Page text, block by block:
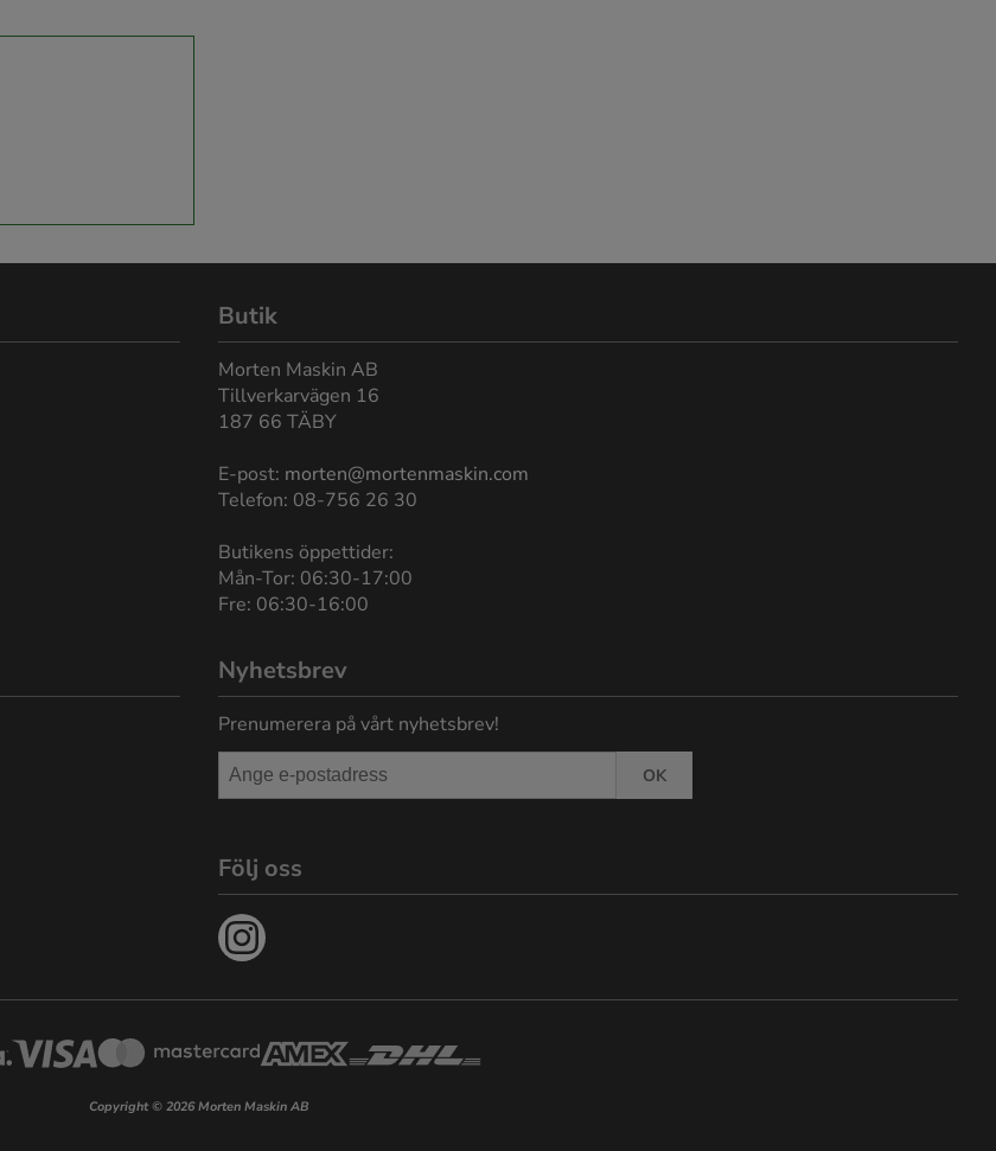
Butik
Morten Maskin AB
Tillverkarvägen 16
187 66 TÄBY
E-post: morten@mortenmaskin.com
Telefon: 08-756 26 30
Butikens öppettider:
Mån-Tor: 06:30-17:00
Fre: 06:30-16:00
Nyhetsbrev
Prenumerera på vårt nyhetsbrev!
OK
Följ oss
Copyright © 2026 Morten Maskin AB